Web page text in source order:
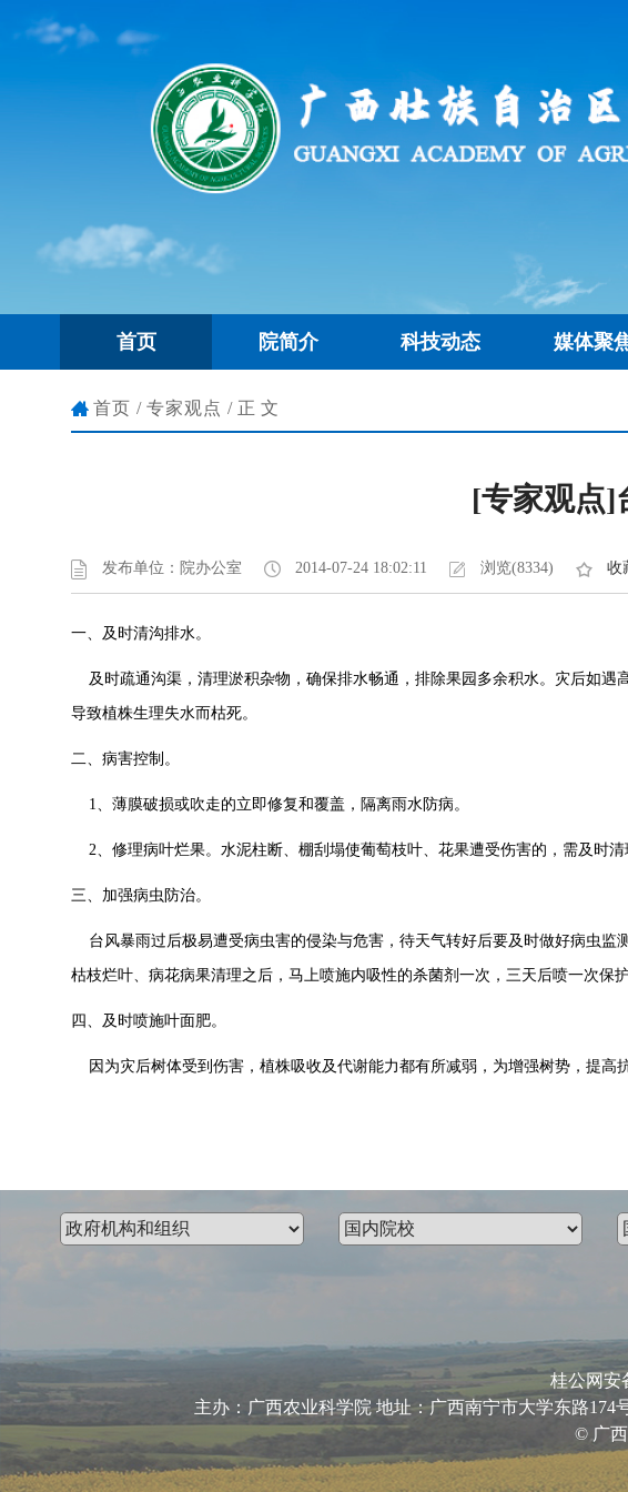
首页 院简介 科技动态 媒体聚
首页 / 专家观点 /正文
[专家观点]
发布单位：院办公室 2014-07-24 18:02:11 浏览(8334) 收
一、及时清沟排水。
及时疏通沟渠，清理淤积杂物，确保排水畅通，排除果园多余积水。灾后如遇
导致植株生理失水而枯死。
二、病害控制。
1、薄膜破损或吹走的立即修复和覆盖，隔离雨水防病。
2、修理病叶烂果。水泥柱断、棚刮塌使葡萄枝叶、花果遭受伤害的，需及时清
三、加强病虫防治。
台风暴雨过后极易遭受病虫害的侵染与危害，待天气转好后要及时做好病虫监
枯枝烂叶、病花病果清理之后，马上喷施内吸性的杀菌剂一次，三天后喷一次保
四、及时喷施叶面肥。
因为灾后树体受到伤害，植株吸收及代谢能力都有所减弱，为增强树势，提高
桂公网安
主办：广西农业科学院 地址：广西南宁市大学东路174
© 广西